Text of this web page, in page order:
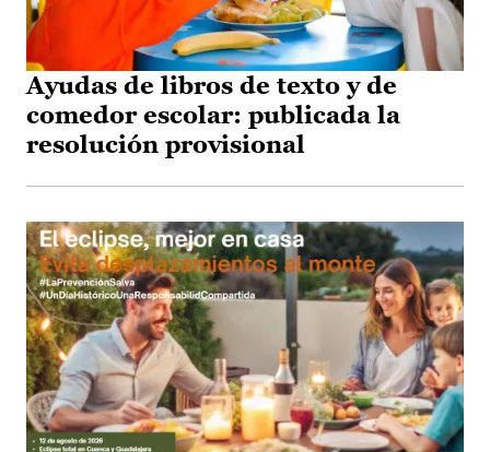
Ayudas de libros de texto y de
comedor escolar: publicada la
resolución provisional